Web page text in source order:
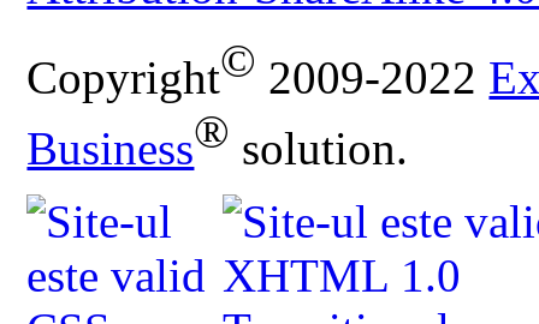
Copyright© 2009-2022
Business® solution.